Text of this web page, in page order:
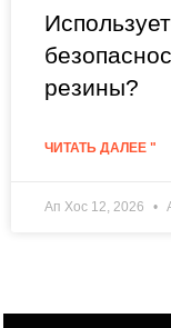
резины?
ЧИТАТЬ ДАЛЕЕ "
Ап Хос 12, 2026